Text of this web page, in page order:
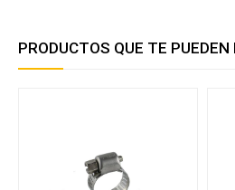
PRODUCTOS QUE TE